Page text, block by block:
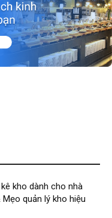
kho dành cho nhà
quản lý kho hiệu